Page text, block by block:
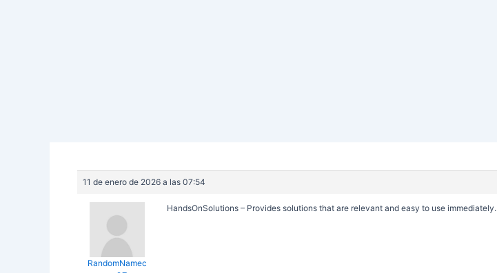
11 de enero de 2026 a las 07:54
RandomNamec
HandsOnSolutions – Provides solutions that are relevant and easy to use immediately.